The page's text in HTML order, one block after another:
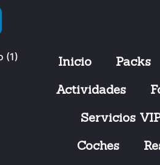
Inicio Packs
Actividades
Servicios
Coches